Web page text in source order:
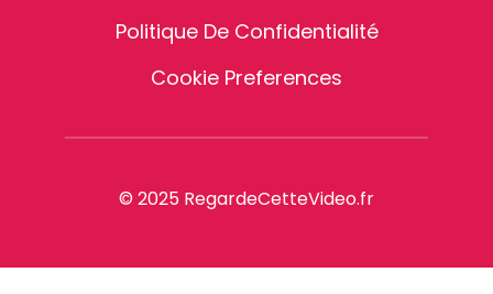
Politique De Confidentialité
Cookie Preferences
© 2025 RegardeCetteVideo.fr